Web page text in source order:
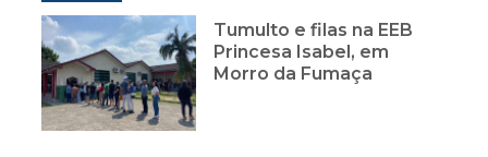
Tumulto e filas na EEB
Princesa Isabel, em
Morro da Fumaça